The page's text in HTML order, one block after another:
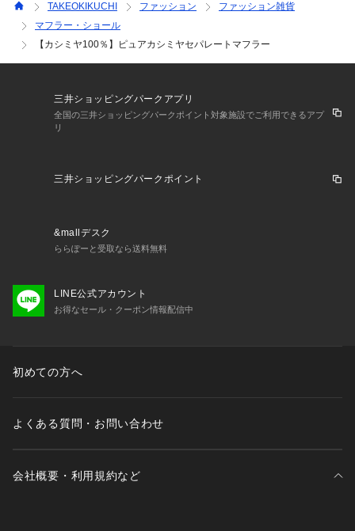
時代を超えて支持されるトラディショナルなアイテムをベース
に、アソビ心とストリートの自由な発想を取り入れ、日本独自
のミックススタイルを提案します。
※照明の関係により、実際よりも色味が違って見える場合があ
ります。また、パソコン・スマートフォンなどの環境により、
若干製品と画像のカラーが異なる場合もございます。
TAKEOKIKUCHI ファッション
ファッション雑貨
マフラー・ショール
【カシミヤ100％】ピュアカシミヤセパレートマフラー
三井ショッピングパークアプリ
全国の三井ショッピングパークポイント対象施設でご利用できるアプ
リ
三井ショッピングパークポイント
&mallデスク
ららぽーと受取なら送料無料
LINE公式アカウント
お得なセール・クーポン情報配信中
初めての方へ
よくある質問・お問い合わせ
会社概要・利用規約など